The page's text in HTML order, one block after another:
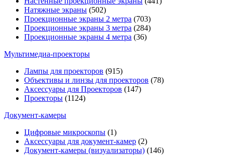
Натяжные экраны (502)
Проекционные экраны 2 метра (703)
Проекционные экраны 3 метра (284)
Проекционные экраны 4 метра (36)
Мультимедиa-проекторы
Лампы для проекторов (915)
Объективы и линзы для проекторов (78)
Аксессуары для Проекторов (147)
Проекторы (1124)
Документ-камеры
Цифровые микроскопы (1)
Аксессуары для документ-камер (2)
Документ-камеры (визуализаторы) (146)